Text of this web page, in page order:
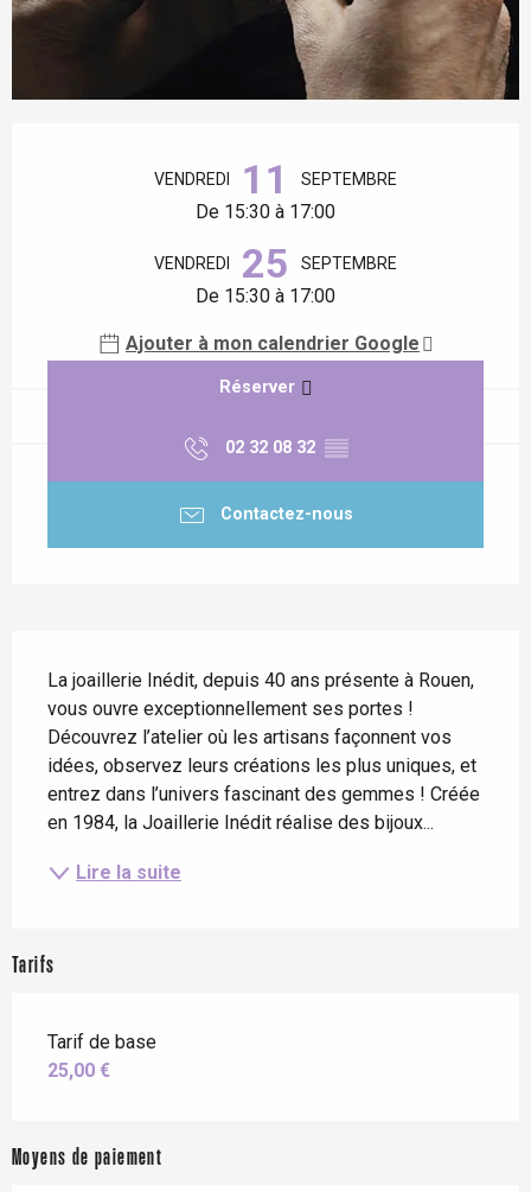
VENDREDI 11 SEPTEMBRE
De 15:30 à 17:00
VENDREDI 25 SEPTEMBRE
De 15:30 à 17:00
Ajouter à mon calendrier Google
Réserver
02 32 08 32 ▒▒
Contactez-nous
La joaillerie Inédit, depuis 40 ans présente à Rouen,
vous ouvre exceptionnellement ses portes !
Découvrez l’atelier où les artisans façonnent vos
idées, observez leurs créations les plus uniques, et
entrez dans l’univers fascinant des gemmes ! Créée
en 1984, la Joaillerie Inédit réalise des bijoux...
Lire la suite
Tarifs
Tarif de base
25,00 €
Moyens de paiement